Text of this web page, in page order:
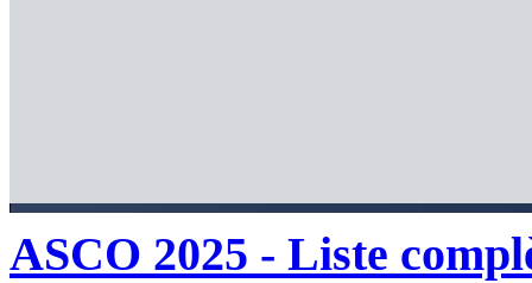
ASCO 2025 - Liste